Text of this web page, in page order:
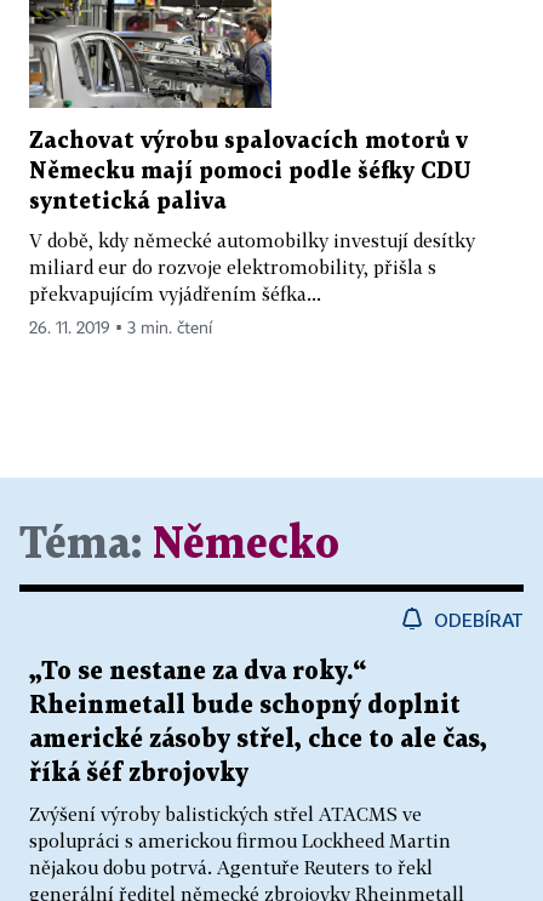
Zachovat výrobu spalovacích motorů v
Německu mají pomoci podle šéfky CDU
syntetická paliva
V době, kdy německé automobilky investují desítky
miliard eur do rozvoje elektromobility, přišla s
překvapujícím vyjádřením šéfka...
26. 11. 2019 ▪ 3 min. čtení
Téma: Německo
ODEBÍRAT
„To se nestane za dva roky.“
Rheinmetall bude schopný doplnit
americké zásoby střel, chce to ale čas,
říká šéf zbrojovky
Zvýšení výroby balistických střel ATACMS ve
spolupráci s americkou firmou Lockheed Martin
nějakou dobu potrvá. Agentuře Reuters to řekl
generální ředitel německé zbrojovky Rheinmetall